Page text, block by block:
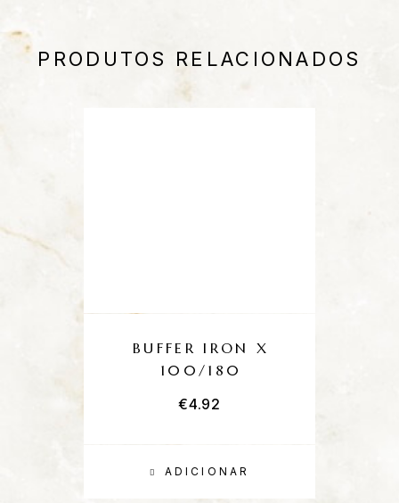
PRODUTOS RELACIONADOS
ADICIONAR
BUFFER IRON X
100/180
€4.92